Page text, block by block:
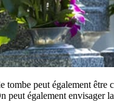
tombe peut également
peut également envisager